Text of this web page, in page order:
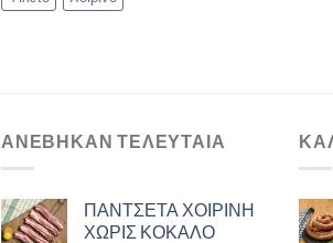
ΑΝΈΒΗΚΑΝ ΤΕΛΕΥΤΑΊΑ
ΠΑΝΤΣΕΤΑ ΧΟΙΡΙΝΗ
ΧΩΡΙΣ ΚΟΚΑΛΟ